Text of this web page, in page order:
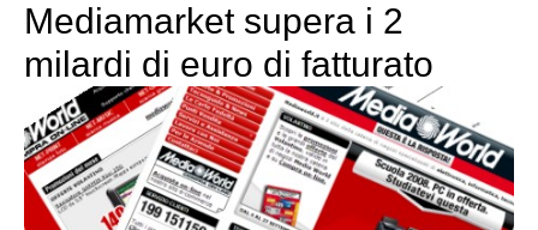
Mediamarket supera i 2
milardi di euro di fatturato